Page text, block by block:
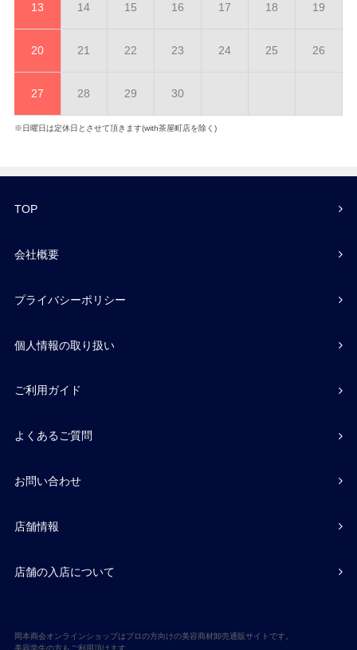
13 14 15 16 17 18 19
20 21 22 23 24 25 26
27 28 29 30
※日曜日は定休日とさせて頂きます(with茶屋町店を除く)
TOP
会社概要
プライバシーポリシー
個人情報の取り扱い
ご利用ガイド
よくあるご質問
お問い合わせ
店舗情報
店舗の入店について
岡本商会オンラインショップはプロの方向けの美容商材卸売通販サイトです。